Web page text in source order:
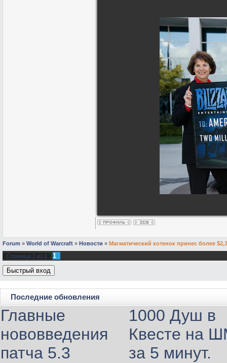
Forum » World of Warcraft » Новости » Магматический котенок принес более
Страница 1 из 1 1
Последние обновления
Главные
нововведения
патча 5.3
1000 Душ в
Квесте на
за 5 минут.